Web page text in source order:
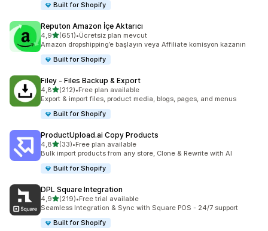
Built for Shopify
Reputon Amazon İçe Aktarıcı
4,95 yıldız üzerinden
(651)
toplam 651 değerlendirme
•Ücretsiz plan mevcut
Amazon dropshipping’e başlayın veya Affiliate komisyon kazanın
Built for Shopify
Filey ‑ Files Backup & Export
4,85 yıldız üzerinden
(212)
toplam 212 değerlendirme
•Free plan available
Export & import files, product media, blogs, pages, and menus
Built for Shopify
ProductUpload.ai Copy Products
4,85 yıldız üzerinden
(33)
toplam 33 değerlendirme
•Free plan available
Bulk import products from any store, Clone & Rewrite with AI
Built for Shopify
DPL Square Integration
4,95 yıldız üzerinden
(219)
toplam 219 değerlendirme
•Free trial available
Seamless Integration & Sync with Square POS - 24/7 support
Built for Shopify